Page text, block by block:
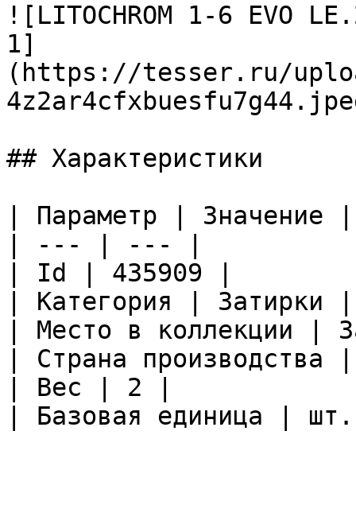
![LITOCHROM 1-6 EVO
1]
(https://tesser.ru/
## Характеристики
| Параметр | Значение |
| --- | --- |
| Id | 435909 |
| Категория | Затирки |
| Место в коллекции |
| Страна
| Вес | 2 |
| Базовая единица |